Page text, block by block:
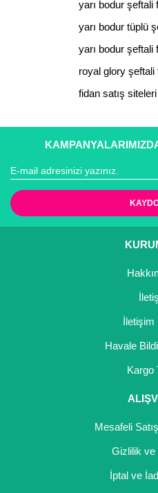
yarı bodur şeftali
yarı bodur tüplü
yarı bodur şeftali
royal glory şeftali
fidan satış siteleri
İletişim
Havale
Kargo
Mesafeli
Gizlilik ve
İptal ve